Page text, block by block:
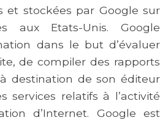
et stockées par Google sur
aux Etats-Unis. Google
dans le but d’évaluer
de compiler des rapports
destination de son éditeur
services relatifs à l’activité
d’Internet. Google est